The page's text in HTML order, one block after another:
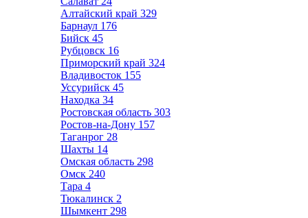
Алтайский край 329
Барнаул 176
Бийск 45
Рубцовск 16
Приморский край 324
Владивосток 155
Уссурийск 45
Находка 34
Ростовская область 303
Ростов-на-Дону 157
Таганрог 28
Шахты 14
Омская область 298
Омск 240
Тара 4
Тюкалинск 2
Шымкент 298